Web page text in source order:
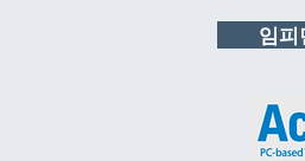
임피